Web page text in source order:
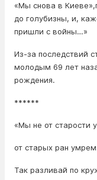
«Мы снова в
до голубизны, и,
пришли с войны…»
Из-за последствий
молодым 69 лет
рождения.
******
«Мы не от старости
от старых ран
Так разливай по